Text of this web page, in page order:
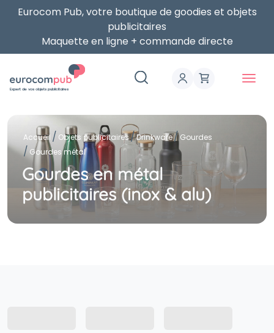
Eurocom Pub, votre boutique de goodies et objets
publicitaires
Maquette en ligne + commande directe
Expert de vos objets publicitaires
Accueil Objets publicitaires Drinkware
Gourdes
Gourdes métal
Gourdes en métal
publicitaires (inox & alu)